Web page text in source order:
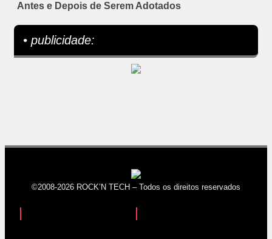
Antes e Depois de Serem Adotados
• publicidade:
©2008-2026 ROCK’N TECH – Todos os direitos reservados